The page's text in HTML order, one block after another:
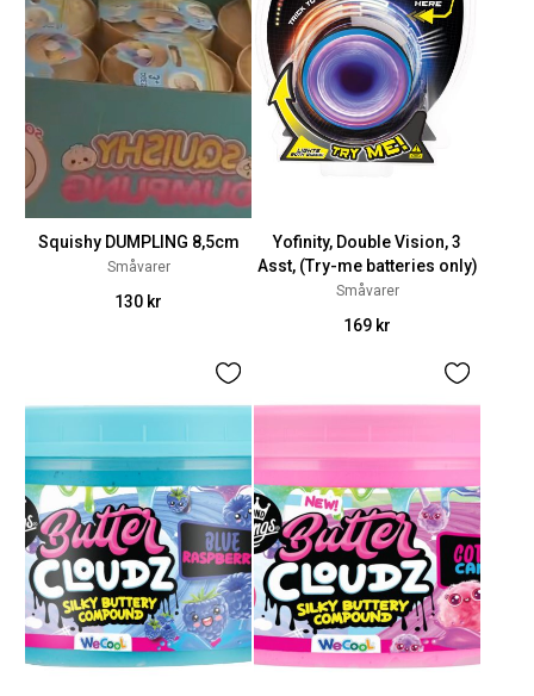
Squishy DUMPLING 8,5cm
Småvarer
130 kr
Yofinity, Double Vision, 3
Asst, (Try-me batteries only)
Småvarer
169 kr